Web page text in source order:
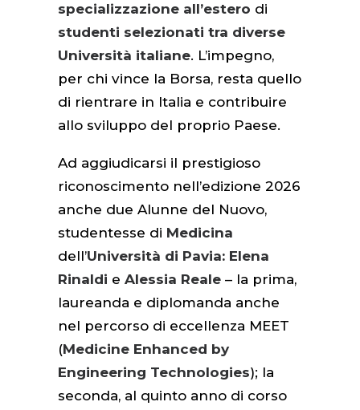
specializzazione all’estero di
studenti selezionati tra diverse
Università italiane. L’impegno,
per chi vince la Borsa, resta quello
di rientrare in Italia e contribuire
allo sviluppo del proprio Paese.
Ad aggiudicarsi il prestigioso
riconoscimento nell’edizione 2026
anche due Alunne del Nuovo,
studentesse di Medicina
dell’Università di Pavia: Elena
Rinaldi e Alessia Reale – la prima,
laureanda e diplomanda anche
nel percorso di eccellenza MEET
(Medicine Enhanced by
Engineering Technologies); la
seconda, al quinto anno di corso